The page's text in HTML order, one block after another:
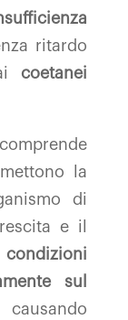
ritardo
aicoetanei
la
di
e il
sul